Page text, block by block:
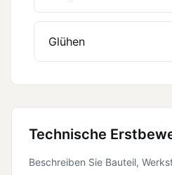
Glühen
Technische
Beschreiben Sie Bauteil,